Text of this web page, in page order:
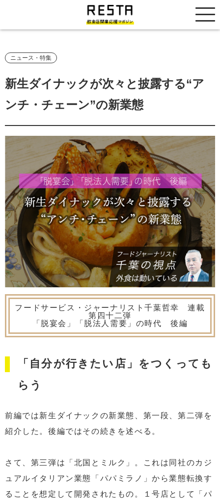
居抜き売却市場
ニュース・特集
新生ダイナックが次々と披露する“ア
ンチ・チェーン”の新業態
フードサービス・ジャーナリスト千葉哲幸 連載
第四十二弾
「脱宴会」「脱法人需要」の時代 後編
「自分が行きたい店」をつくっても
らう
前編では新生ダイナックの新業態、第一段、第二弾を
紹介した。後編ではその続きを述べる。
さて、第三弾は「北国とミルク」。これは同社のカジ
ュアルイタリアン業態「パパミラノ」から業態転換す
ることを想定して開発されたもの。１号店として「パ